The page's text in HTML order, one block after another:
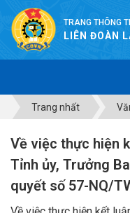
TRANG THÔNG
LIÊN ĐOÀN
Trang nhất
Về việc thực hiện
Tỉnh ủy, Trưởng
quyết số 57-NQ/